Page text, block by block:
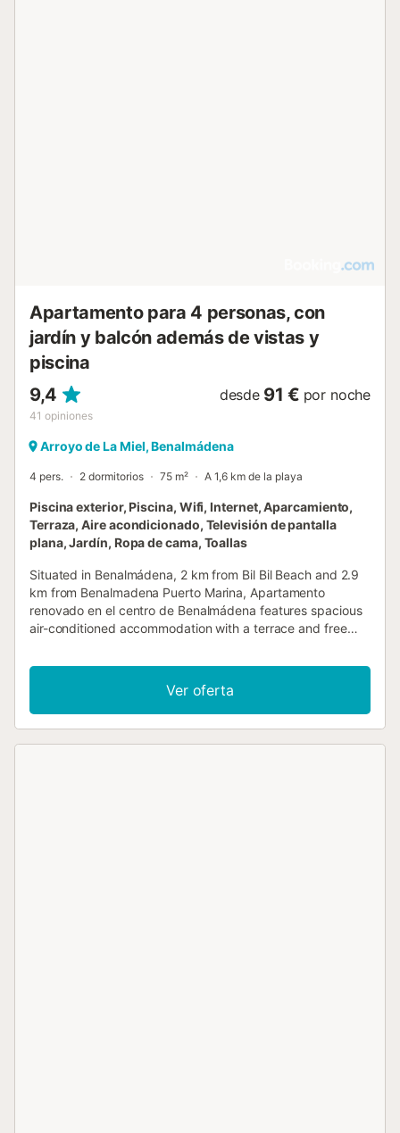
Apartamento para 4 personas, con
jardín y balcón además de vistas y
piscina
9,4
41 opiniones
desde 91 € por noche
Arroyo de La Miel, Benalmádena
4 pers. 2 dormitorios 75 m² A 1,6 km de la playa
Piscina exterior, Piscina, Wifi, Internet, Aparcamiento,
Terraza, Aire acondicionado, Televisión de pantalla
plana, Jardín, Ropa de cama, Toallas
Situated in Benalmádena, 2 km from Bil Bil Beach and 2.9
km from Benalmadena Puerto Marina, Apartamento
renovado en el centro de Benalmádena features spacious
air-conditioned accommodation with a terrace and free
Ver oferta